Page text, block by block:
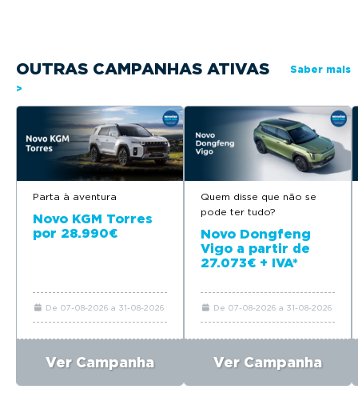
OUTRAS CAMPANHAS ATIVAS
Saber mais
>
Parta à aventura
Novo KGM Torres
por 28.990€
De 07-08-2026 a 31-08-2026
Ver Campanha
Quem disse que não se
pode ter tudo?
Novo Dongfeng
Vigo a partir de
27.073€ + IVA*
De 07-08-2026 a 31-08-2026
Ver Campanha